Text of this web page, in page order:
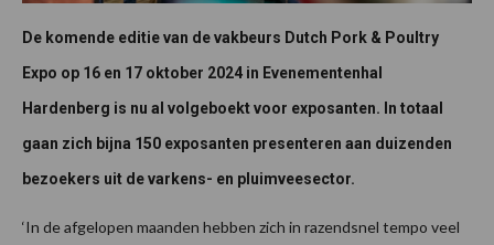
De komende editie van de vakbeurs Dutch Pork & Poultry
Expo op 16 en 17 oktober 2024 in Evenementenhal
Hardenberg is nu al volgeboekt voor exposanten. In totaal
gaan zich bijna 150 exposanten presenteren aan duizenden
bezoekers uit de varkens- en pluimveesector.
‘In de afgelopen maanden hebben zich in razendsnel tempo veel